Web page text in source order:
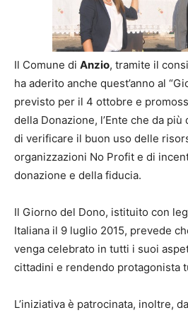
Il Comune di Anzio, tramite il
ha aderito anche quest’anno al
previsto per il 4 ottobre e
della Donazione, l’Ente che da
di verificare il buon uso delle
organizzazioni No Profit e di
donazione e della fiducia.
Il Giorno del Dono, istituito con
Italiana il 9 luglio 2015, prevede
venga celebrato in tutti i suoi
cittadini e rendendo protagonista
L’iniziativa è patrocinata, inoltre,